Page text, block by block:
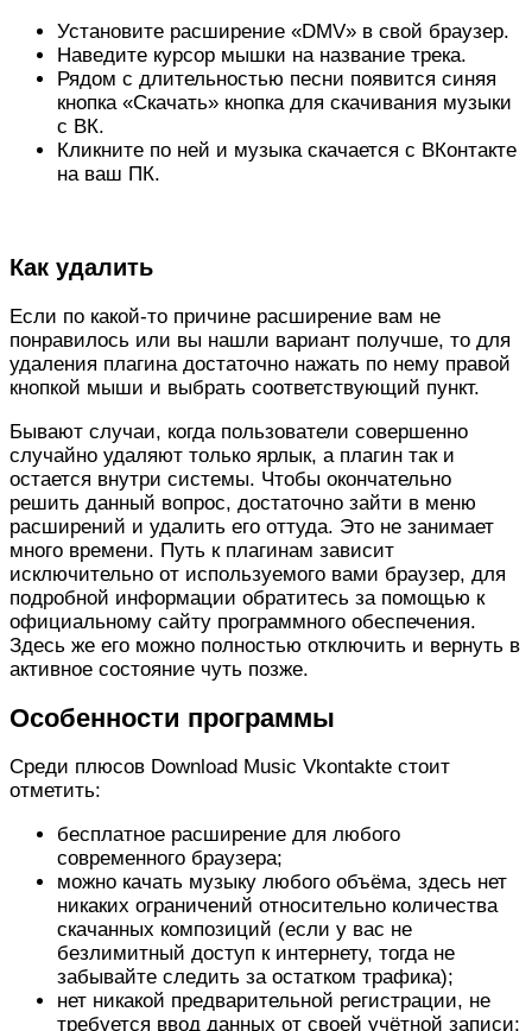
Установите расширение «DMV» в свой браузер.
Наведите курсор мышки на название трека.
Рядом с длительностью песни появится синяя
кнопка «Скачать» кнопка для скачивания музыки
с ВК.
Кликните по ней и музыка скачается с ВКонтакте
на ваш ПК.
Как удалить
Если по какой-то причине расширение вам не
понравилось или вы нашли вариант получше, то для
удаления плагина достаточно нажать по нему правой
кнопкой мыши и выбрать соответствующий пункт.
Бывают случаи, когда пользователи совершенно
случайно удаляют только ярлык, а плагин так и
остается внутри системы. Чтобы окончательно
решить данный вопрос, достаточно зайти в меню
расширений и удалить его оттуда. Это не занимает
много времени. Путь к плагинам зависит
исключительно от используемого вами браузер, для
подробной информации обратитесь за помощью к
официальному сайту программного обеспечения.
Здесь же его можно полностью отключить и вернуть в
активное состояние чуть позже.
Особенности программы
Среди плюсов Download Music Vkontakte стоит
отметить:
бесплатное расширение для любого
современного браузера;
можно качать музыку любого объёма, здесь нет
никаких ограничений относительно количества
скачанных композиций (если у вас не
безлимитный доступ к интернету, тогда не
забывайте следить за остатком трафика);
нет никакой предварительной регистрации, не
требуется ввод данных от своей учётной записи;